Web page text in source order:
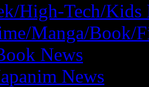
High-Tech/Kids
Manga/Book/
News
News